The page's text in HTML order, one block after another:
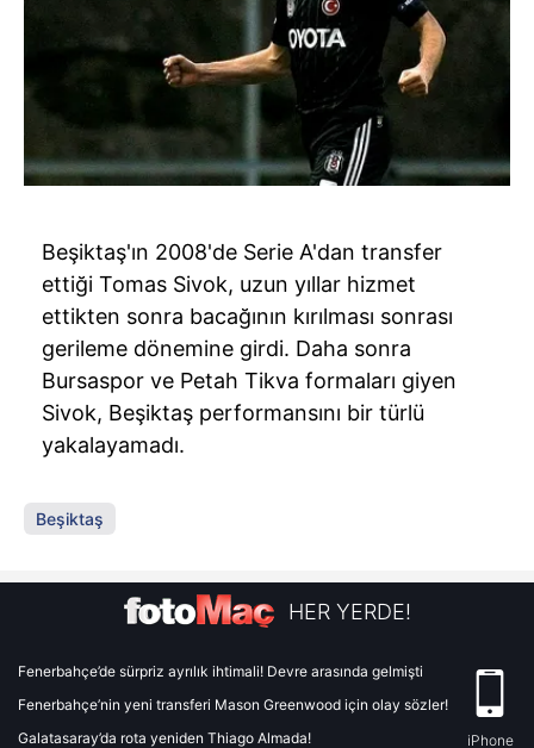
Beşiktaş'ın 2008'de Serie A'dan transfer
ettiği Tomas Sivok, uzun yıllar hizmet
ettikten sonra bacağının kırılması sonrası
gerileme dönemine girdi. Daha sonra
Bursaspor ve Petah Tikva formaları giyen
Sivok, Beşiktaş performansını bir türlü
yakalayamadı.
Beşiktaş
HER YERDE!
Fenerbahçe’de sürpriz ayrılık ihtimali! Devre arasında gelmişti
Fenerbahçe’nin yeni transferi Mason Greenwood için olay sözler!
Galatasaray’da rota yeniden Thiago Almada!
iPhone